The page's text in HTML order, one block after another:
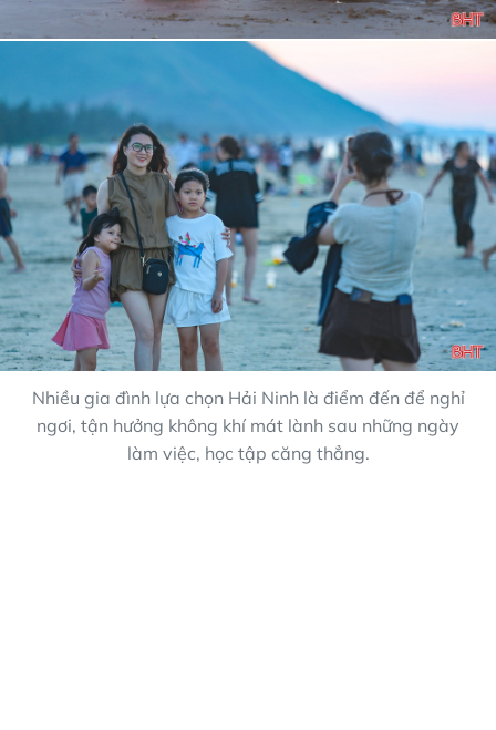
Nhiều gia đình lựa chọn Hải Ninh là điểm đến để nghỉ
ngơi, tận hưởng không khí mát lành sau những ngày
làm việc, học tập căng thẳng.